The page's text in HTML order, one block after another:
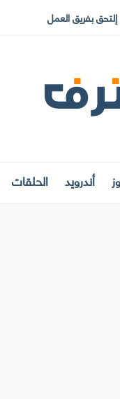
إلتحق بفريق العمل
أندرويد الحلقات